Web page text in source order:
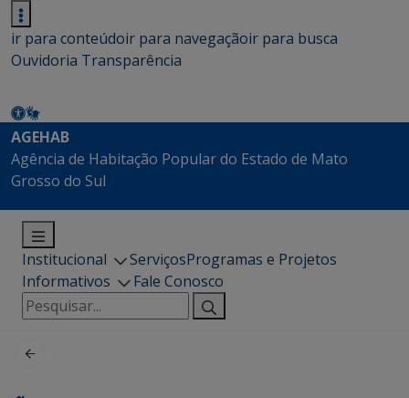
ir para conteúdoir para navegaçãoir para busca
Ouvidoria Transparência
AGEHAB
Agência de Habitação Popular do Estado de Mato
Grosso do Sul
Institucional ServiçosProgramas e Projetos
Informativos
Fale Conosco
Pesquisar
por: